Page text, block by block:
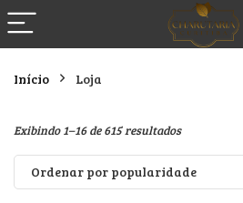
Início Loja
Exibindo 1–16 de 615 resultadosClassificado
por
popularidade
Ordenar por popularidade